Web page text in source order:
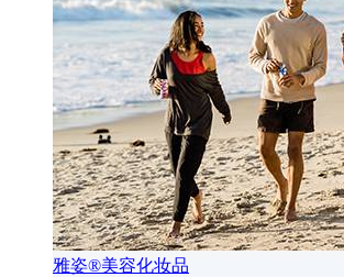
雅姿®美容化妆品